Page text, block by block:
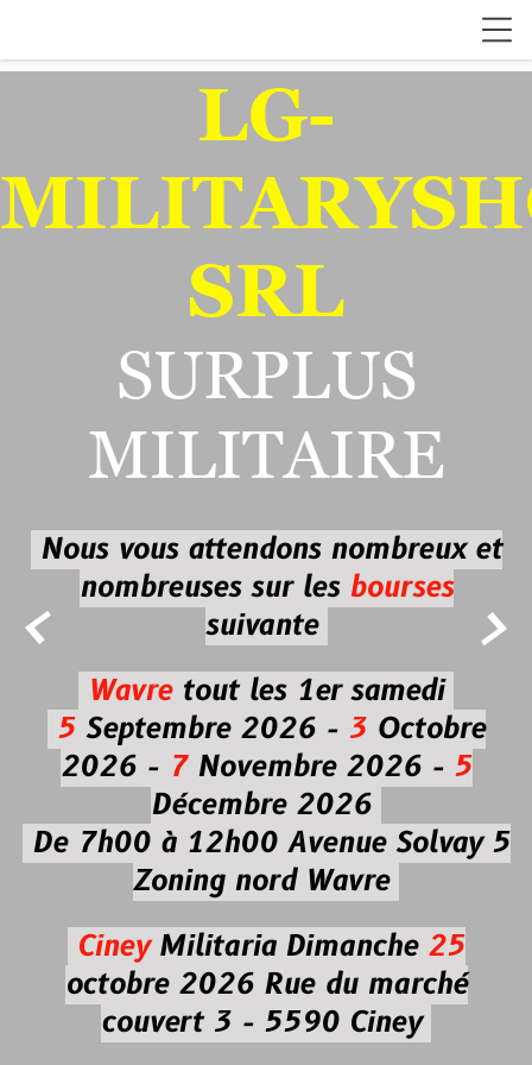
 
LG-
SRL
SURPLUS
MILITAIRE
Nous vous attendons nombreux et
nombreuses sur les bourses
suivante
Wavretout les 1er samedi
5Septembre 2026 - 3Octobre
2026 -7Novembre 2026 - 5
Décembre 2026
De 7h00 à 12h00 Avenue Solvay 5
Zoning nord Wavre
CineyMilitaria Dimanche 25
octobre 2026Rue du marché
couvert 3 - 5590 Ciney